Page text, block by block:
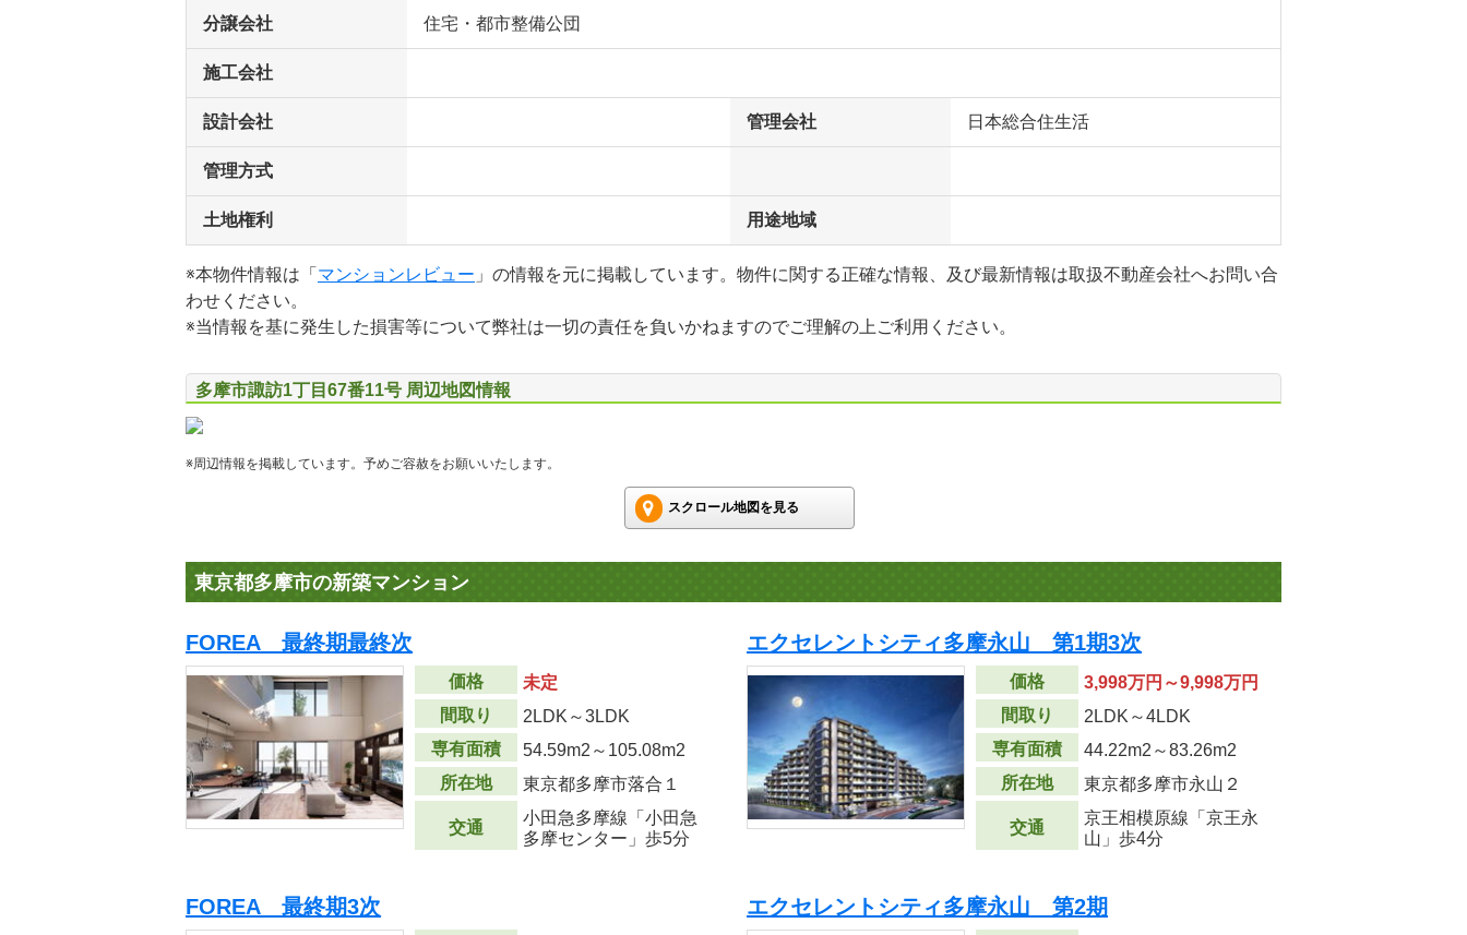
分譲会社 住宅・都市整備公団
施工会社
設計会社 管理会社 日本総合住生活
管理方式
土地権利 用途地域
※本物件情報は「 マンションレビュー 」の情報を元に掲載しています。物件に関する正確な情報、及び最新情報は取扱不動産会社へお問い合
わせください。
※当情報を基に発生した損害等について弊社は一切の責任を負いかねますのでご理解の上ご利用ください。
多摩市諏訪1丁目67番11号 周辺地図情報
※周辺情報を掲載しています。予めご容赦をお願いいたします。
スクロール地図を見る
東京都多摩市の新築マンション
FOREA 最終期最終次
価格
未定
間取り
2LDK～3LDK
専有面積
54.59m2 ～105.08m2
所在地
東京都多摩市落合１
交通
小田急多摩線「小田急
多摩センター」歩5分
エクセレントシティ多摩永山 第1期3次
価格
3,998万円～9,998万円
間取り
2LDK～4LDK
専有面積
44.22m2 ～83.26m2
所在地
東京都多摩市永山２
交通
京王相模原線「京王永
山」歩4分
FOREA 最終期3次 エクセレントシティ多摩永山 第2期